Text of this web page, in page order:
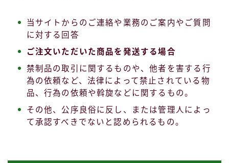
当サイトからのご連絡や業務のご案内やご質問
に対する回答
ご注文いただいた商品を発送する場合
禁制品の取引に関するものや、他者を害する行
為の依頼など、法律によって禁止されている物
品、行為の依頼や斡旋などに関するもの。
その他、公序良俗に反し、または管理人によっ
て承認すべきでないと認められるもの。